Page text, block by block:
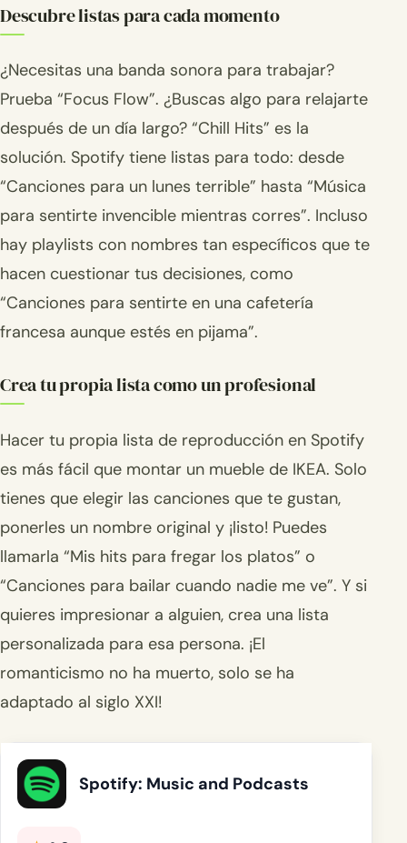
Descubre listas para cada momento
¿Necesitas una banda sonora para trabajar?
Prueba “Focus Flow”. ¿Buscas algo para relajarte
después de un día largo? “Chill Hits” es la
solución. Spotify tiene listas para todo: desde
“Canciones para un lunes terrible” hasta “Música
para sentirte invencible mientras corres”. Incluso
hay playlists con nombres tan específicos que te
hacen cuestionar tus decisiones, como
“Canciones para sentirte en una cafetería
francesa aunque estés en pijama”.
Crea tu propia lista como un profesional
Hacer tu propia lista de reproducción en Spotify
es más fácil que montar un mueble de IKEA. Solo
tienes que elegir las canciones que te gustan,
ponerles un nombre original y ¡listo! Puedes
llamarla “Mis hits para fregar los platos” o
“Canciones para bailar cuando nadie me ve”. Y si
quieres impresionar a alguien, crea una lista
personalizada para esa persona. ¡El
romanticismo no ha muerto, solo se ha
adaptado al siglo XXI!
Spotify: Music and Podcasts